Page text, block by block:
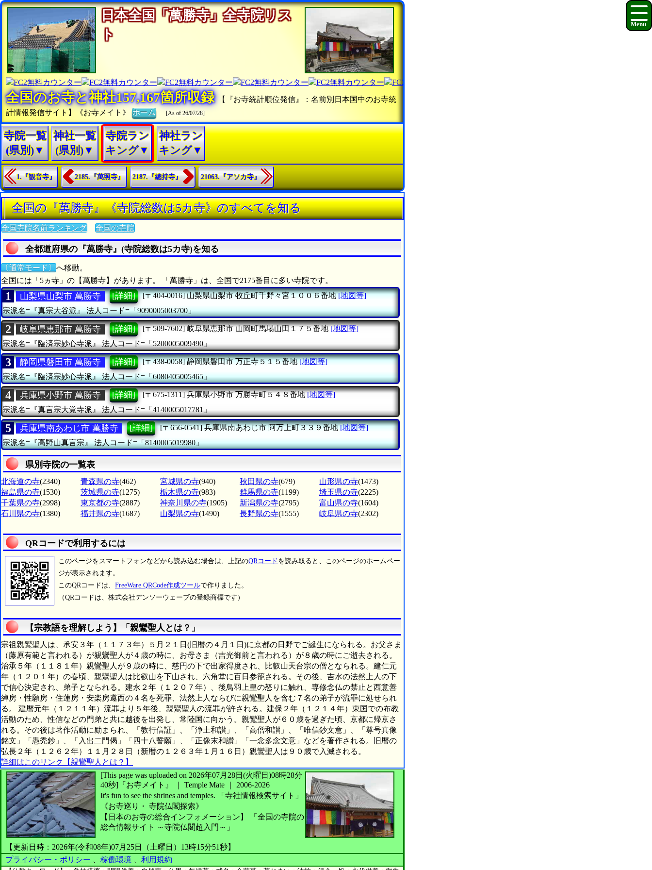
日本全国「萬勝寺」全寺院リス
ト
全国のお寺と神社157,167箇所収録
【『お寺統計順位発信』：名前別日本国中のお寺統
計情報発信サイト】《お寺メイト》ホーム [As of 26/07/28]
寺院一覧
(県別)▼
神社一覧
(県別)▼
寺院ラン
キング▼
神社ラン
キング▼
1.『観音寺』 2185.『萬照寺』 2187.『總持寺』 21063.『アソカ寺』
全国の『萬勝寺』《寺院総数は5カ寺》のすべてを知る
全国寺院名前ランキング 全国の寺院
全都道府県の『萬勝寺』(寺院総数は5カ寺)を知る
〔通常モード〕 へ移動。
全国には「5ヵ寺」の【萬勝寺】があります。 「萬勝寺」は、全国で2175番目に多い寺院です。
1 山梨県山梨市 萬勝寺 [詳細] [〒404-0016] 山梨県山梨市牧丘町千野々宮１００６番地 [地図等]
宗派名=『真宗大谷派』 法人コード=「9090005003700」
2 岐阜県恵那市 萬勝寺 [詳細] [〒509-7602] 岐阜県恵那市山岡町馬場山田１７５番地 [地図等]
宗派名=『臨済宗妙心寺派』
法人コード=「5200005009490」
3 静岡県磐田市 萬勝寺 [詳細] [〒438-0058] 静岡県磐田市万正寺５１５番地 [地図等]
宗派名=『臨済宗妙心寺派』 法人コード=「6080405005465」
4 兵庫県小野市 萬勝寺 [詳細] [〒675-1311] 兵庫県小野市万勝寺町５４８番地 [地図等]
宗派名=『真言宗大覚寺派』
法人コード=「4140005017781」
5 兵庫県南あわじ市 萬勝寺 [詳細] [〒656-0541] 兵庫県南あわじ市阿万上町３３９番地 [地図等]
宗派名=『高野山真言宗』 法人コード=「8140005019980」
県別寺院の一覧表
北海道の寺(2340) 青森県の寺(462) 宮城県の寺(940) 秋田県の寺(679) 山形県の寺(1473)
福島県の寺(1530) 茨城県の寺(1275) 栃木県の寺(983) 群馬県の寺(1199) 埼玉県の寺(2225)
千葉県の寺(2998) 東京都の寺(2887) 神奈川県の寺(1905) 新潟県の寺(2795) 富山県の寺(1604)
石川県の寺(1380) 福井県の寺(1687) 山梨県の寺(1490) 長野県の寺(1555) 岐阜県の寺(2302)
QRコードで利用するには
このページをスマートフォンなどから読み込む場合は、上記のQRコード を読み取ると、このページのホームペー
ジが表示されます。
このQRコードは、 FreeWare QRCode作成ツールで作りました。
（QRコードは、株式会社デンソーウェーブの登録商標です）
【宗教語を理解しよう】「親鸞聖人とは？」
宗祖親鸞聖人は、承安３年（１１７３年）５月２１日(旧暦の４月１日)に京都の日野でご誕生になられる。お父さま
（藤原有範と言われる）が親鸞聖人が４歳の時に、お母さま（吉光御前と言われる）が８歳の時にご逝去される。
治承５年（１１８１年）親鸞聖人が９歳の時に、慈円の下で出家得度され、比叡山天台宗の僧となられる。建仁元
年（１２０１年）の春頃、親鸞聖人は比叡山を下山され、六角堂に百日参籠される。その後、吉水の法然上人の下
で信心決定され、弟子となられる。建永２年（１２０７年）、後鳥羽上皇の怒りに触れ、専修念仏の禁止と西意善
綽房・性願房・住蓮房・安楽房遵西の４名を死罪、法然上人ならびに親鸞聖人を含む７名の弟子が流罪に処せられ
る。 建暦元年（１２１１年）流罪より５年後、親鸞聖人の流罪が許される。建保２年（１２１４年）東国での布教
活動のため、性信などの門弟と共に越後を出発し、常陸国に向かう。親鸞聖人が６０歳を過ぎた頃、京都に帰京さ
れる。その後は著作活動に励まられ、「教行信証」、「浄土和讃」、「高僧和讃」、「唯信鈔文意」、「尊号真像
銘文」「愚禿鈔」、「入出二門偈」「四十八誓願」、「正像末和讃」「一念多念文意」などを著作される。旧暦の
弘長２年（１２６２年）１１月２８日（新暦の１２６３年１月１６日）親鸞聖人は９０歳で入滅される。
詳細はこのリンク【親鸞聖人とは？】
[This page was uploaded on 2026年07月28日(火曜日)08時28分
40秒] 『お寺メイト』 ｜ Temple Mate
2006-2026
It's fun to see the shrines and temples.
「寺社情報検索サイト」
《お寺巡り・ 寺院仏閣探索》
【日本のお寺の総合インフォメーション】
「全国の寺院の
総合情報サイト ～寺院仏閣超入門～」
【更新日時：2026年(令和08年)07月25日（土曜日）13時15分51秒】
プライバシー・ポリシー
稼働環境 利用規約